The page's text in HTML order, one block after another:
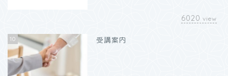
6020 view
10 受講案内